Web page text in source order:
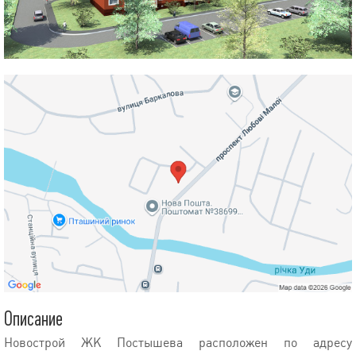
Описание
Новострой ЖК Постышева расположен по адресу